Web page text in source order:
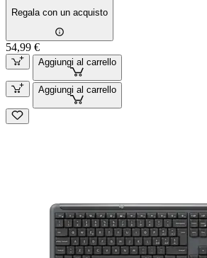
Regala con un acquisto
54,99 €
Aggiungi al carrello
Aggiungi al carrello